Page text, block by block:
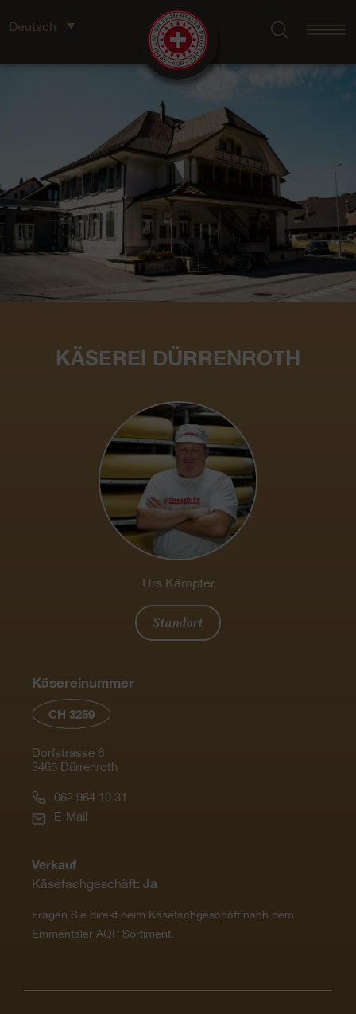
Deutsch
KÄSEREI DÜRRENROTH
Urs Kämpfer
Standort
Käsereinummer
CH 3259
Dorfstrasse 6
3465 Dürrenroth
062 964 10 31
E-Mail
Verkauf
Käsefachgeschäft: Ja
Fragen Sie direkt beim Käsefachgeschäft nach dem
Emmentaler AOP Sortiment.